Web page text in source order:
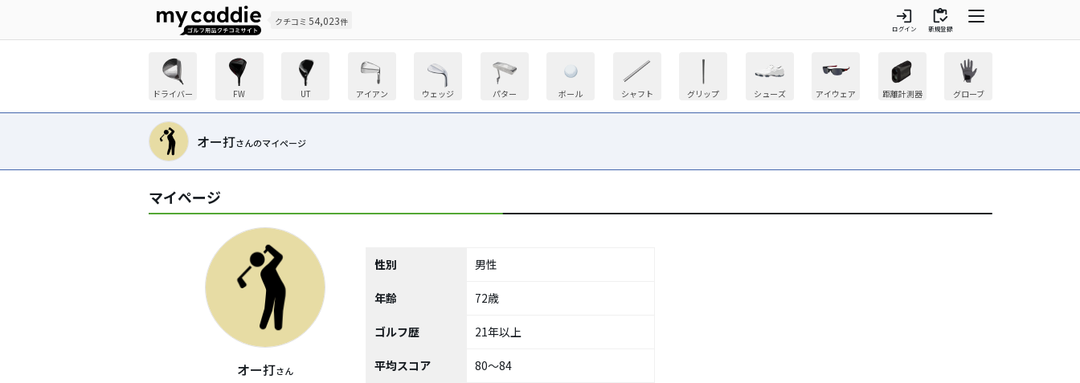
クチコミ 54,023件 login
ログイン
inventory
新規登録
ドライバー FW UT アイアン ウェッジ パター ボール シャフト グリップ シューズ アイウェア 距離計測器 グローブ
オー打さんのマイページ
マイページ
オー打さん
性別 男性
年齢 72歳
ゴルフ歴 21年以上
平均スコア 80～84